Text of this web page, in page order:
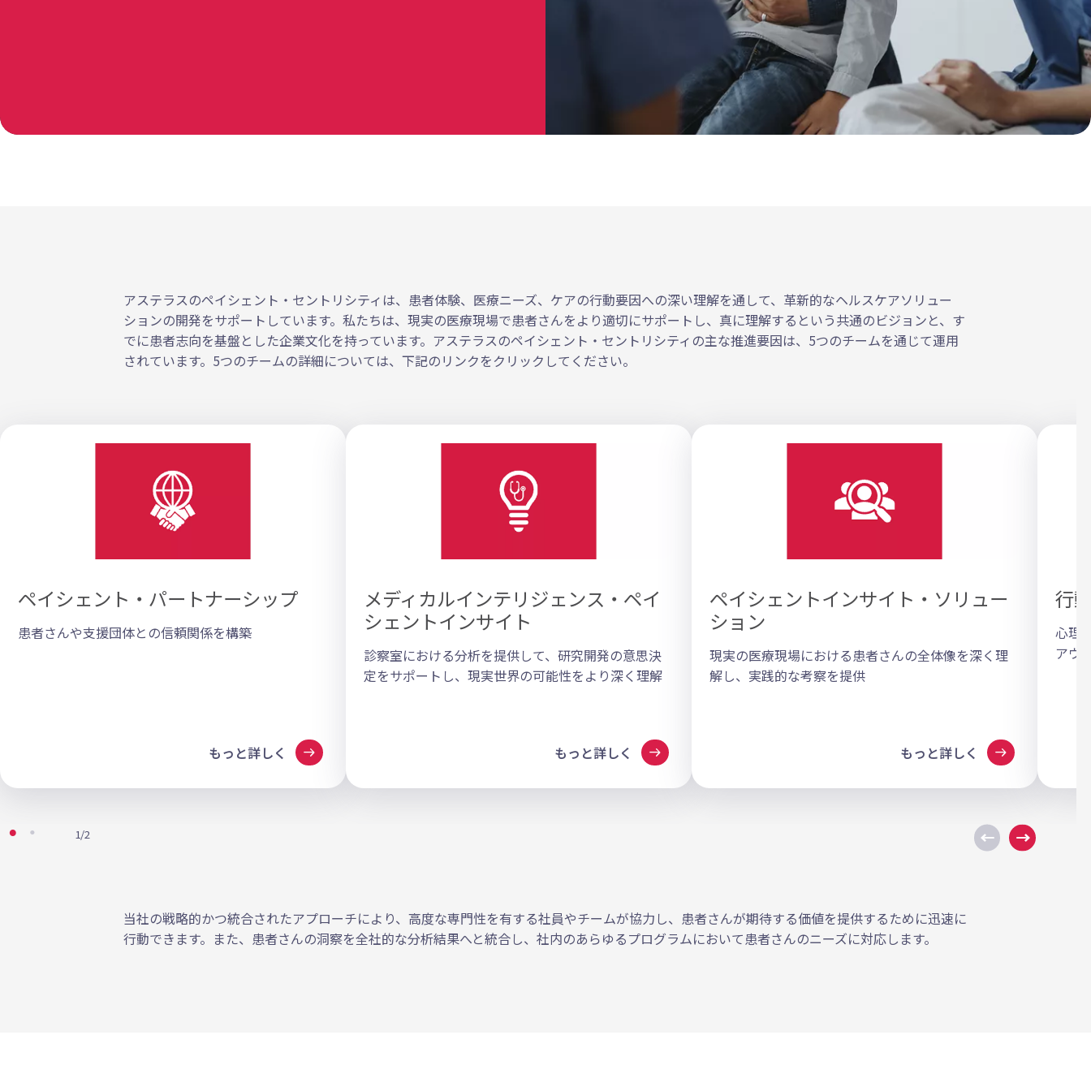
アステラスのペイシェント・セントリシティは、患者体験、医療ニーズ、ケアの行動要因への深い理解を通して、革新的なヘルスケアソリュー
ションの開発をサポートしています。私たちは、現実の医療現場で患者さんをより適切にサポートし、真に理解するという共通のビジョンと、す
でに患者志向を基盤とした企業文化を持っています。アステラスのペイシェント・セントリシティの主な推進要因は、5つのチームを通じて運用
されています。5つのチームの詳細については、下記のリンクをクリックしてください。
ペイシェント・パートナーシップ
患者さんや支援団体との信頼関係を構築
もっと詳しく arrow_right_alt
メディカルインテリジェンス・ペイ
シェントインサイト
診察室における分析を提供して、研究開発の意思決
定をサポートし、現実世界の可能性をより深く理解
もっと詳しく arrow_right_alt
ペイシェントインサイト・ソリュー
ション
現実の医療現場における患者さんの全体像を深く理
解し、実践的な考察を提供
もっと詳しく arrow_right_alt
行
心理
アウ
1/2
当社の戦略的かつ統合されたアプローチにより、高度な専門性を有する社員やチームが協力し、患者さんが期待する価値を提供するために迅速に
行動できます。また、患者さんの洞察を全社的な分析結果へと統合し、社内のあらゆるプログラムにおいて患者さんのニーズに対応します。